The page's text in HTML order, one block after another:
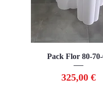
Pack Flor 80-
Preço
325,00 €